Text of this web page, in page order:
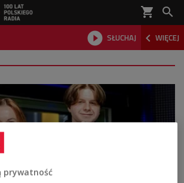
shopping_cart 
 SŁUCHAJ  WIĘCEJ

prywatność